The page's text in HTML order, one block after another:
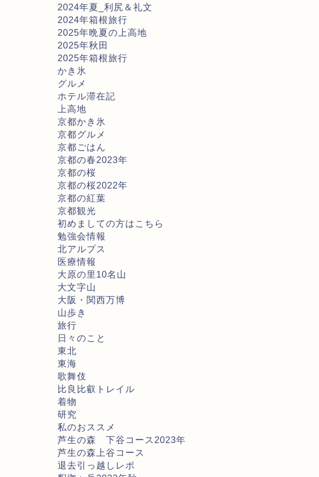
2024年夏_利尻＆礼文
2024年箱根旅行
2025年晩夏の上高地
2025年秋田
2025年箱根旅行
かき氷
グルメ
ホテル滞在記
上高地
京都かき氷
京都グルメ
京都ごはん
京都の春2023年
京都の桜
京都の桜2022年
京都の紅葉
京都観光
初めましての方はこちら
勉強会情報
北アルプス
医療情報
大原の里10名山
大文字山
大阪・関西万博
山歩き
旅行
日々のこと
東北
東海
歌舞伎
比良比叡トレイル
着物
研究
私のおススメ
芦生の森 下谷コース2023年
芦生の森上谷コース
退去引っ越しレポ